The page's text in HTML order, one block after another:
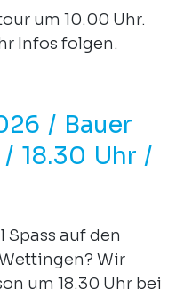
um 10.00 Uhr.
Infos folgen.
/ Bauer
18.30 Uhr /
Spass auf den
Wir
um 18.30 Uhr bei